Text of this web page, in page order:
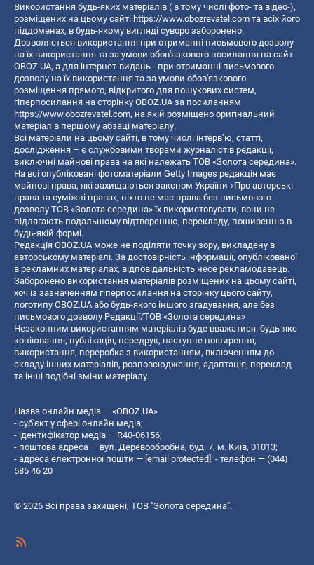
Використання будь-яких матеріалів ( в тому числі фото- та відео-),
розміщених на цьому сайті https://www.obozrevatel.com та всіх його
піддоменах, в будь-якому вигляді суворо заборонено.
Дозволяється використання при отриманні письмового дозволу
на їх використання та за умови обов'язкового посилання на сайт
OBOZ.UA, а для інтернет-видань - при отриманні письмового
дозволу на їх використання та за умови обов'язкового
розміщення прямого, відкритого для пошукових систем,
гіперпосилання на сторінку OBOZ.UA за посиланням
https://www.obozrevatel.com, на якій розміщено оригінальний
матеріал в першому абзаці матеріалу.
Всі матеріали на цьому сайті, в тому числі інтерв’ю, статті,
дослідження – є службовими творами журналістів редакції,
виключні майнові права на які належать ТОВ «Золота середина».
На всі опубліковані фотоматеріали Getty Images редакція має
майнові права, які захищаються законом України «Про авторські
права та суміжні права», ніхто не має права без письмового
дозволу ТОВ «Золота середина» їх використовувати, вони не
підлягають подальшому відтворенню, перекладу, поширенню в
будь-якій формі.
Редакція OBOZ.UA може не поділяти точку зору, викладену в
авторському матеріалі. За достовірність інформації, опублікованої
в рекламних матеріалах, відповідальність несе рекламодавець.
Заборонено використання матеріалів розміщених на цьому сайті,
хоч із зазначенням гіперпосилання на сторінку цього сайту,
логотипу OBOZ.UA або будь-якого іншого згадування, але без
письмового дозволу Редакції/ТОВ «Золота середина»
Незаконним використанням матеріалів буде вважатися: будь-яке
копiювання, публiкацiя, передрук, наступне поширення,
використання, переробка з використанням, включенням до
складу інших матеріалів, розповсюдження, адаптація, переклад
та інші подібні зміни матеріалу.
Назва онлайн медіа — «OBOZ.UA»
- суб'єкт у сфері онлайн медіа;
- ідентифікатор медіа — R40-06156;
- поштова адреса — вул. Деревообробна, буд. 7, м. Київ, 01013;
- адреса електронної пошти — [email protected]; - телефон — (044)
585 46 20
© 2026 Всі права захищені, ТОВ "Золота середина".